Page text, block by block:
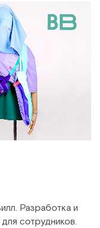
Разработка и
сотрудников.